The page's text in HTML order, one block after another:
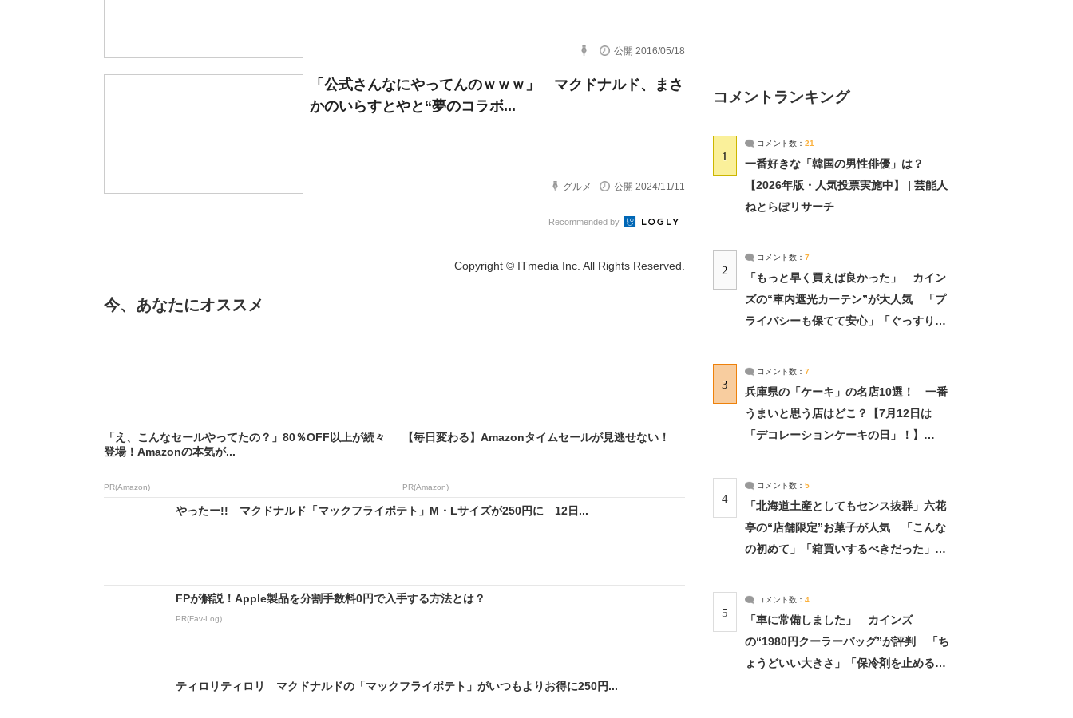
公開 2016/05/18
「公式さんなにやってんのｗｗｗ」 マクドナルド、まさ
かのいらすとやと“夢のコラボ...
グルメ 公開 2024/11/11
Recommended by
Copyright © ITmedia Inc. All Rights Reserved.
今、あなたにオススメ
「え、こんなセールやってたの？」80％OFF以上が続々
登場！Amazonの本気が...
PR(Amazon)
【毎日変わる】Amazonタイムセールが見逃せない！
PR(Amazon)
やったー!! マクドナルド「マックフライポテト」M・Lサイズが250円に 12日...
FPが解説！Apple製品を分割手数料0円で入手する方法とは？
PR(Fav-Log)
ティロリティロリ マクドナルドの「マックフライポテト」がいつもよりお得に250円...
コメントランキング
1
コメント数： 21
一番好きな「韓国の男性俳優」は？
【2026年版・人気投票実施中】 | 芸能人
ねとらぼリサーチ
2
コメント数： 7
「もっと早く買えば良かった」 カイン
ズの“車内遮光カーテン”が大人気 「プ
ライバシーも保てて安心」「ぐっすり眠
3
コメント数： 7
兵庫県の「ケーキ」の名店10選！ 一番
うまいと思う店はどこ？【7月12日は
「デコレーションケーキの日」！】
4
コメント数： 5
「北海道土産としてもセンス抜群」六花
亭の“店舗限定”お菓子が人気 「こんな
の初めて」「箱買いするべきだった」
5
コメント数： 4
「車に常備しました」 カインズ
の“1980円クーラーバッグ”が評判 「ち
ょうどいい大きさ」「保冷剤を止めるベ